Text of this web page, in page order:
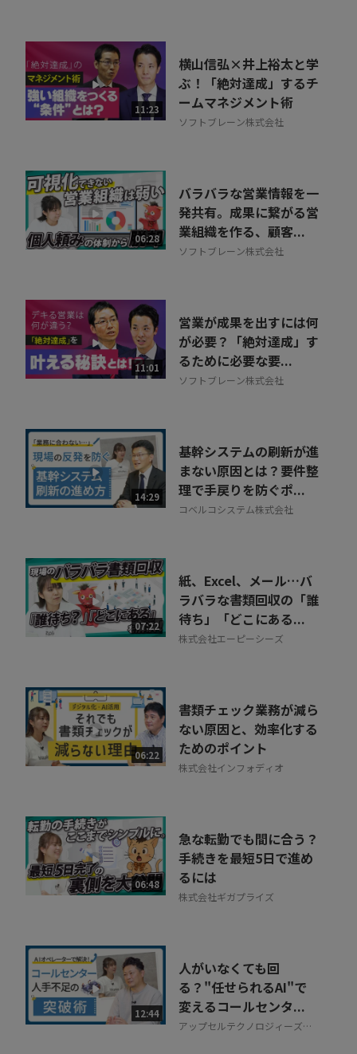
11:23
横山信弘×井上裕太と学
ぶ！「絶対達成」するチ
ームマネジメント術
ソフトブレーン株式会社
06:28
バラバラな営業情報を一
発共有。成果に繋がる営
業組織を作る、顧客...
ソフトブレーン株式会社
11:01
営業が成果を出すには何
が必要？「絶対達成」す
るために必要な要...
ソフトブレーン株式会社
14:29
基幹システムの刷新が進
まない原因とは？要件整
理で手戻りを防ぐポ...
コベルコシステム株式会社
07:22
紙、Excel、メール…バ
ラバラな書類回収の「誰
待ち」「どこにある...
株式会社エーピーシーズ
06:22
書類チェック業務が減ら
ない原因と、効率化する
ためのポイント
株式会社インフォディオ
06:48
急な転勤でも間に合う？
手続きを最短5日で進め
るには
株式会社ギガプライズ
12:44
人がいなくても回
る？"任せられるAI"で
変えるコールセンタ...
アップセルテクノロジィーズ株